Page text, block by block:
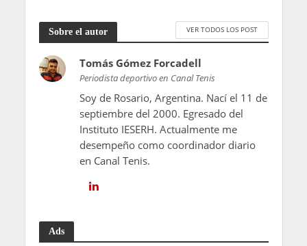
Sobre el autor VER TODOS LOS POST
Tomás Gómez Forcadell
Periodista deportivo en Canal Tenis
Soy de Rosario, Argentina. Nací el 11 de
septiembre del 2000. Egresado del
Instituto IESERH. Actualmente me
desempeño como coordinador diario
en Canal Tenis.
Ads